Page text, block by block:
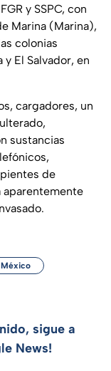
y SSPC, con
Marina (Marina),
colonias
y El Salvador, en
cargadores, un
sustancias
de
aparentemente
sigue a
News!